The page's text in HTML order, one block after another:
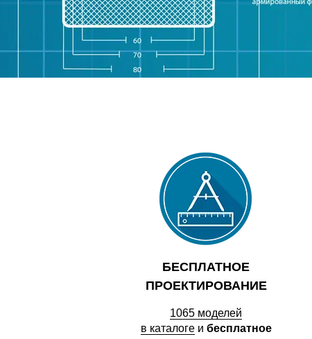
БЕСПЛАТНОЕ
ПРОЕКТИРОВАНИЕ
1065 моделей
в каталогеи бесплатное